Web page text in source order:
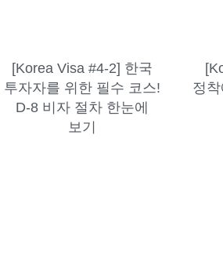
[Korea Visa #4-2] 한국
투자자를 위한 필수 코스!
D-8 비자 절차 한눈에
보기
정